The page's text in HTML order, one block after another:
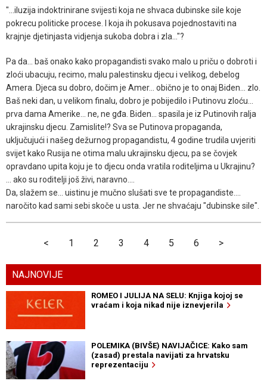
"...iluzija indoktrinirane svijesti koja ne shvaca dubinske sile koje
pokrecu politicke procese. I koja ih pokusava pojednostaviti na
krajnje djetinjasta vidjenja sukoba dobra i zla..."?
Pa da... baš onako kako propagandisti svako malo u priču o dobroti i
zloći ubacuju, recimo, malu palestinsku djecu i velikog, debelog
Amera. Djeca su dobro, dočim je Amer... obično je to onaj Biden... zlo.
Baš neki dan, u velikom finalu, dobro je pobijedilo i Putinovu zloću...
prva dama Amerike... ne, ne gđa. Biden... spasila je iz Putinovih ralja
ukrajinsku djecu. Zamislite!? Sva se Putinova propaganda,
uključujući i našeg dežurnog propagandistu, 4 godine trudila uvjeriti
svijet kako Rusija ne otima malu ukrajinsku djecu, pa se čovjek
opravdano upita koju je to djecu onda vratila roditeljima u Ukrajinu?
... ako su roditelji još živi, naravno....
Da, slažem se... uistinu je mučno slušati sve te propagandiste....
naročito kad sami sebi skoče u usta. Jer ne shvaćaju "dubinske sile".
< 1 2 3 4 5 6 >
NAJNOVIJE
ROMEO I JULIJA NA SELU: Knjiga kojoj se
vraćam i koja nikad nije iznevjerila
POLEMIKA (BIVŠE) NAVIJAČICE: Kako sam
(zasad) prestala navijati za hrvatsku
reprezentaciju